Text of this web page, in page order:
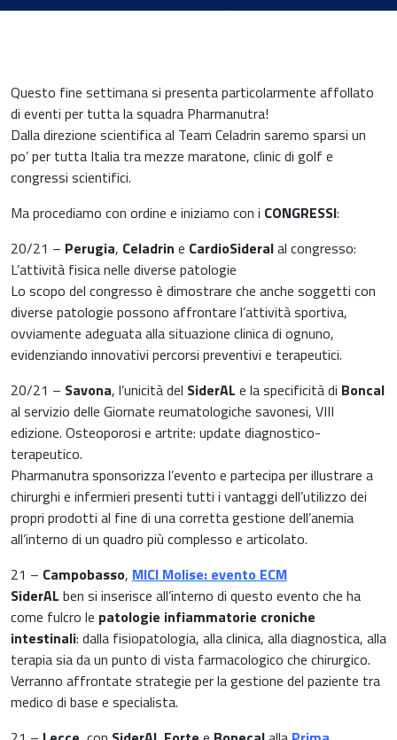
Medicina cardiovascolare
Ematologia
Gastroenterologia
Ginecologia e Ostetricia
Medicina dello sport
Nefrologia
Oncologia
Nutrizione e Metabolismo
Ortopedia e Traumatologia
Pediatria
Carenza di ferro
Infiammazioni
Materie prime
Minerali e vitamine
Muscoli e articolazioni
News & Eventi
Nutrizione sportiva
Prodotti oftalmici
Questo fine settimana si presenta particolarmente affollato
di eventi per tutta la squadra Pharmanutra!
Dalla direzione scientifica al Team Celadrin saremo sparsi un
po’ per tutta Italia tra mezze maratone, clinic di golf e
congressi scientifici.
Ma procediamo con ordine e iniziamo con i CONGRESSI:
20/21 – Perugia, Celadrin e CardioSideralal congresso:
L’attività fisica nelle diverse patologie
Lo scopo del congresso è dimostrare che anche soggetti con
diverse patologie possono affrontare l’attività sportiva,
ovviamente adeguata alla situazione clinica di ognuno,
evidenziando innovativi percorsi preventivi e terapeutici.
20/21 – Savona, l’unicità del SiderAL e la specificità di Boncal
al servizio delle Giornate reumatologiche savonesi, VIII
edizione. Osteoporosi e artrite: update diagnostico-
terapeutico.
Pharmanutra sponsorizza l’evento e partecipa per illustrare a
chirurghi e infermieri presenti tutti i vantaggi dell’utilizzo dei
propri prodotti al fine di una corretta gestione dell’anemia
all’interno di un quadro più complesso e articolato.
21 – Campobasso, MICI Molise: evento ECM
SiderAL ben si inserisce all’interno di questo evento che ha
come fulcro le patologie infiammatorie croniche
intestinali: dalla fisiopatologia, alla clinica, alla diagnostica, alla
terapia sia da un punto di vista farmacologico che chirurgico.
Verranno affrontate strategie per la gestione del paziente tra
medico di base e specialista.